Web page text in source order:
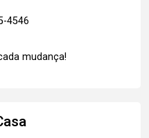
4546
mudança!